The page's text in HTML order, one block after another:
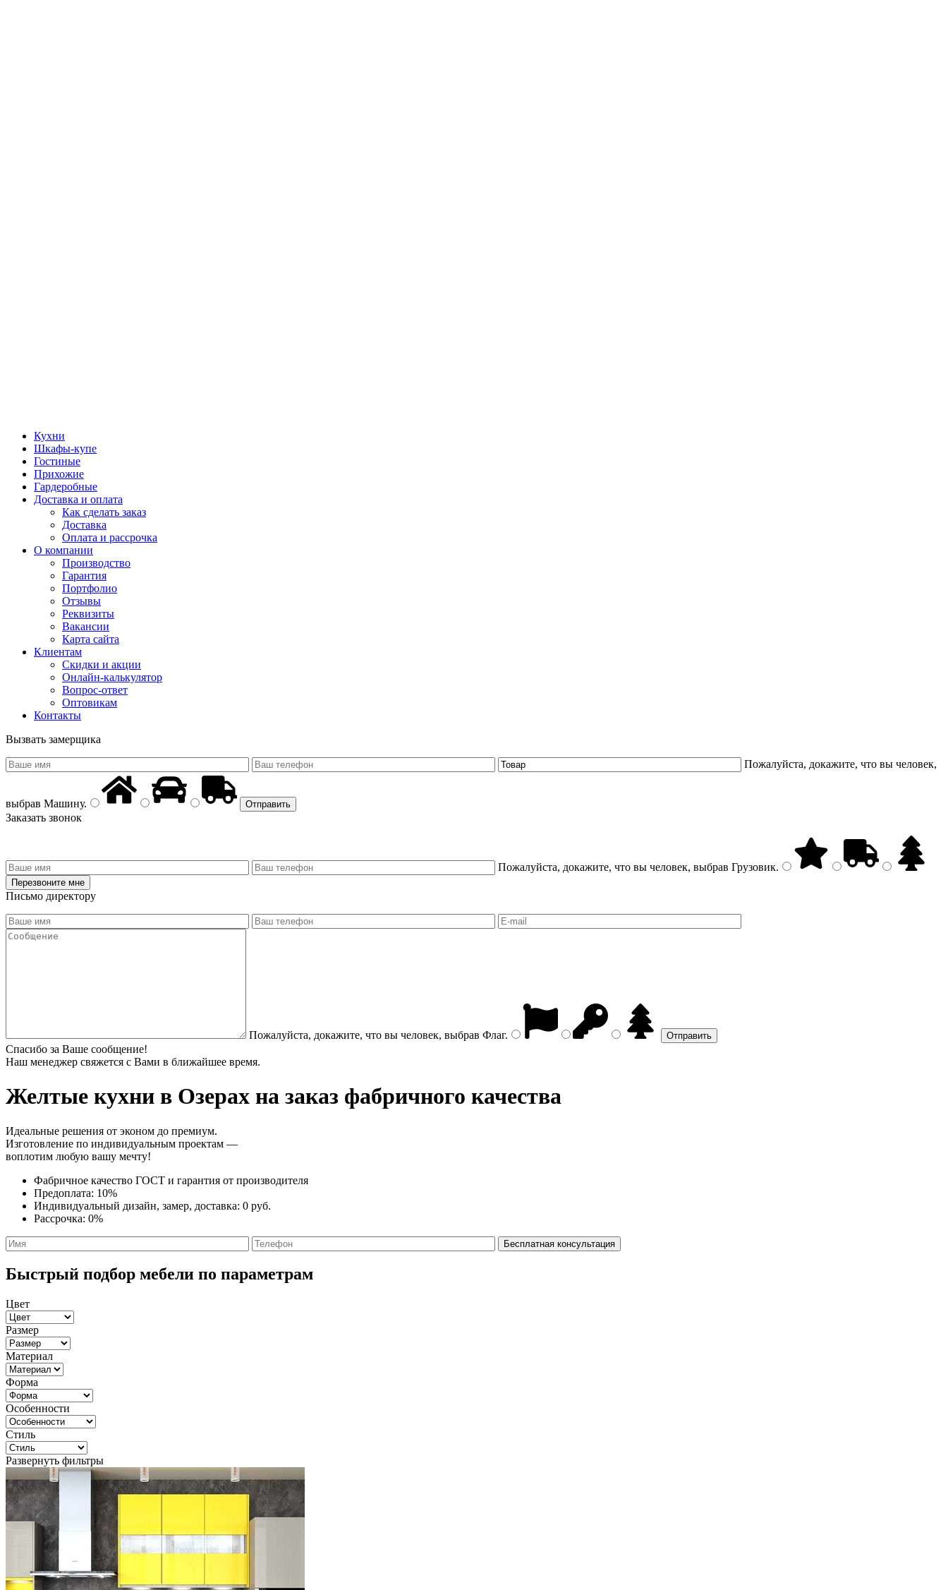
Кухни
Шкафы-купе
Гостиные
Прихожие
Гардеробные
Доставка и оплата
Как сделать заказ
Доставка
Оплата и рассрочка
О компании
Производство
Гарантия
Портфолио
Отзывы
Реквизиты
Вакансии
Карта сайта
Клиентам
Скидки и акции
Онлайн-калькулятор
Вопрос-ответ
Оптовикам
Контакты
Вызвать замерщика
Пожалуйста, докажите, что вы человек,
выбрав Машину.
Заказать звонок
Пожалуйста, докажите, что вы человек, выбрав Грузовик.
Письмо директору
Пожалуйста, докажите, что вы человек, выбрав Флаг.
Спасибо за Ваше сообщение!
Наш менеджер свяжется с Вами в ближайшее время.
Желтые кухни в Озерах на заказ фабричного качества
Идеальные решения от эконом до премиум.
Изготовление по индивидуальным проектам —
воплотим любую вашу мечту!
Фабричное качество ГОСТ и гарантия от производителя
Предоплата: 10%
Индивидуальный дизайн, замер, доставка: 0 руб.
Рассрочка: 0%
Быстрый подбор мебели по параметрам
Цвет
Размер
Материал
Форма
Особенности
Стиль
Развернуть фильтры